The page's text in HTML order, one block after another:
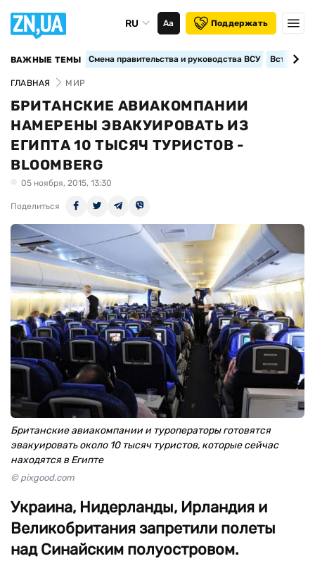
RU Аа Поддержать
ВАЖНЫЕ ТЕМЫ Смена правительства и руководства ВСУ
ГЛАВНАЯ МИР
БРИТАНСКИЕ АВИАКОМПАНИИ
НАМЕРЕНЫ ЭВАКУИРОВАТЬ ИЗ
ЕГИПТА 10 ТЫСЯЧ ТУРИСТОВ -
BLOOMBERG
05 ноября, 2015, 13:30
Поделиться
Британские авиакомпании и туроператоры готовятся
эвакуировать около 10 тысяч туристов, которые сейчас
находятся в Египте
© pixgood.com
Украина, Нидерланды, Ирландия и
Великобритания запретили полеты
над Синайским полуостровом.